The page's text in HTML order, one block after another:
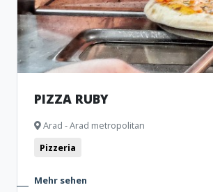
PIZZA RUBY
Arad - Arad metropolitan
Pizzeria
Mehr sehen